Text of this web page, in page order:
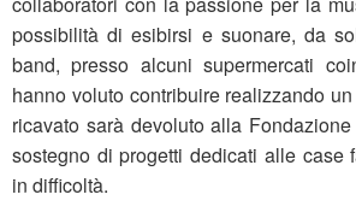
possibilità di esibirsi e suonare, da
band, presso alcuni supermercati
hanno voluto contribuire realizzando
ricavato sarà devoluto alla
sostegno di progetti dedicati alle case
in difficoltà.